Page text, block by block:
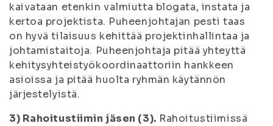
kaivataan etenkin valmiutta blogata, instata ja
kertoa projektista. Puheenjohtajan pesti taas
on hyvä tilaisuus kehittää projektinhallintaa ja
johtamistaitoja. Puheenjohtaja pitää yhteyttä
kehitysyhteistyökoordinaattoriin hankkeen
asioissa ja pitää huolta ryhmän käytännön
järjestelyistä.
3) Rahoitustiimin jäsen (3). Rahoitustiimissä